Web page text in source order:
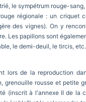
le sympétrum rouge-
régionale : un criquet
des vignes). On y
Les papillons sont
le demi-deuil, le tircis,
lors de la reproduction
rousse et petite
(inscrit à l'annexe II de la